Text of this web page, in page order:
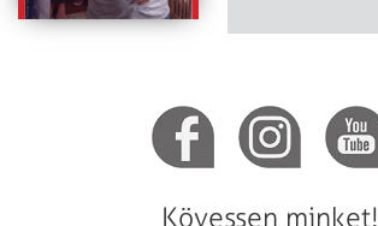
Kövessen minket!